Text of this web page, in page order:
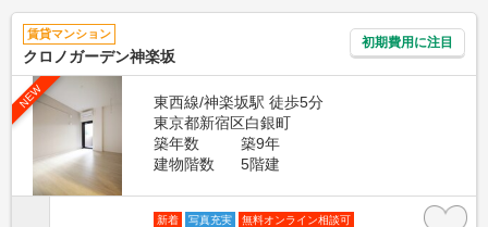
賃貸マンション
クロノガーデン神楽坂
初期費用に注目
NEW
東西線/神楽坂駅 徒歩5分
東京都新宿区白銀町
築年数
築9年
建物階数
5階建
新着 写真充実 無料オンライン相談可